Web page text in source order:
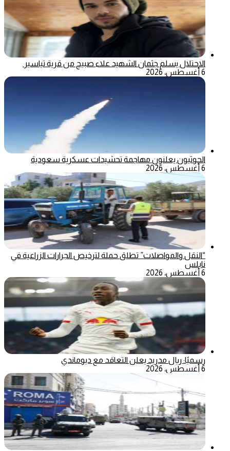
الاحتلال يسلم جثمان الشهيد علاء صبيح من قرية تياسير
6 أغسطس، 2026
الحوثيون يعلنون مهاجمة تحشيدات عسكرية سعودية
6 أغسطس، 2026
“النقل والمواصلات” تطلق حملة لترخيص الجرارات الزراعية في
نابلس
6 أغسطس، 2026
رسميًا: ريال مدريد يعلن التعاقد مع ديوماندي
6 أغسطس، 2026